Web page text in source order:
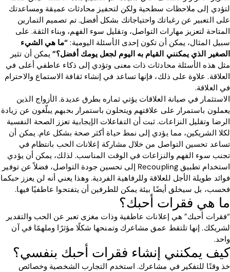
لتؤدي إلى ملاحظات سطحية ولكن لتحفيز محادثات عميقة ومساعدتك
على التعبير عن رغباتك واحتياجاتك بشكل أفضل. تم تصميم التمارين
المتاحة لتعزيز مهارات التواصل، وتقليل سوء الفهم، وبناء الثقة. على
سبيل المثال، يمكن أن تكون إحدى الأسئلة اليومية: “ما هي الشيء
الصغير الذي يمكنني القيام به اليوم لجعل يومك أفضل؟”يمكن أن تثير
مثل هذه الأسئلة محادثات ذات معنى وتؤدي إلى ذكاء عاطفي أعلى في
العلاقة. علاوة على ذلك، فإنها تساعد في إنشاء ثقافة الاستماع والاحترام
في العلاقة.
الاستثمار في صيانة العلاقات يؤتي ثماره بطرق عديدة. الأزواج الذين
يعملون باستمرار على علاقتهم ويتحلون باستمرار بحبهم يبلّغون عن زيادة
الرضا وتقليل النزاعات. ثبت أن التفاعلات الإيجابية تعزز الصحة النفسية
لكلا الشريكين، مما يؤدي إلى نمط حياة أكثر صحة بشكل عام. يمكن أن
تساعد تحسين التواصل من خلال مشاركة إعلانات الحب بانتظام في
تجنب سوء الفهم والنزاعات في الوقت المناسب. لذلك، يمكن أن يؤدي
استخدام تطبيق Recoupling إلى تحسين جودة التواصل، فضلاً عن توفير
فوائد طويلة الأجل للعلاقة وللرفاهية الفردية. وهذا يعني أنه لن يعزز حبكما
فحسب، بل سيخلق أيضًا بيئة يمكن للطرفين أن يتفتحوا عاطفيًا فيها.
ما هي فقرات أحبك؟
“فقرات أحبك” هي إعلانات عاطفية وذات مغزى تعبر عن الحب والتقدير
لشريكك. إنها تلتقط عمق مشاعرك وتمنحها شكلًا مؤثرًا وملهمًا في آن
واحد.
كيف يمكنني إنشاء فقرات أحبك بنفسي؟
خذ وقتًا للتفكير في مشاعرك. استخدم التجارب الشخصية وخصائص